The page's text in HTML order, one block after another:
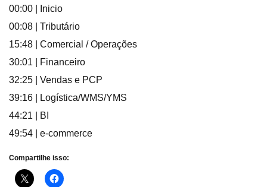
00:00 | Inicio
00:08 | Tributário
15:48 | Comercial / Operações
30:01 | Financeiro
32:25 | Vendas e PCP
39:16 | Logística/WMS/YMS
44:21 | BI
49:54 | e-commerce
Compartilhe isso: